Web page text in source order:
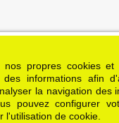
nos propres cookies
des informations afin
la navigation des
pouvez configurer
l'utilisation de cookie.
5% en cadeau de
reçu dans le mail
email fournie).
à tout moment.
mentions légales
générales et la politique de